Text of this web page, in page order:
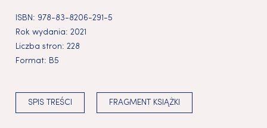
ISBN: 978-83-8206-291-5
Rok wydania: 2021
Liczba stron: 228
Format: B5
SPIS TREŚCI FRAGMENT KSIĄŻKI